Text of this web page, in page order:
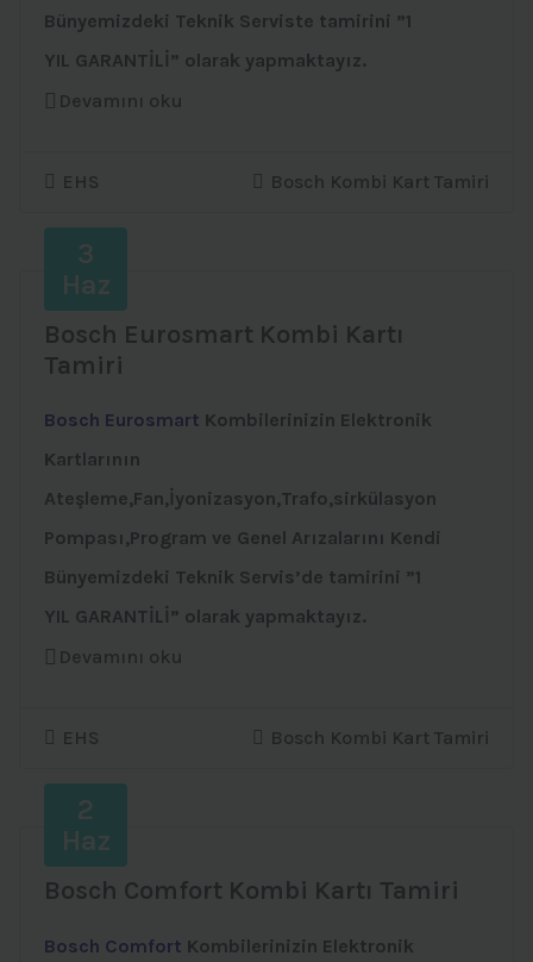
Bünyemizdeki Teknik Serviste tamirini ”1
YIL GARANTİLİ” olarak yapmaktayız.
Devamını oku
EHS Bosch Kombi Kart Tamiri
3
Haz
Bosch Eurosmart Kombi Kartı
Tamiri
Bosch Eurosmart Kombilerinizin Elektronik
Kartlarının
Ateşleme,Fan,İyonizasyon,Trafo,sirkülasyon
Pompası,Program ve Genel Arızalarını Kendi
Bünyemizdeki Teknik Servis’de tamirini ”1
YIL GARANTİLİ” olarak yapmaktayız.
Devamını oku
EHS Bosch Kombi Kart Tamiri
2
Haz
Bosch Comfort Kombi Kartı Tamiri
Bosch Comfort Kombilerinizin Elektronik